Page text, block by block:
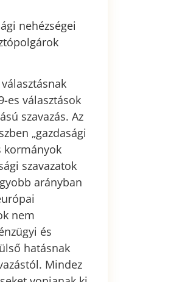
nehézségei
es választások
szavazás. Az
„gazdasági
kormányok
szavazatok
arányban
nem
és
hatásnak
Mindez